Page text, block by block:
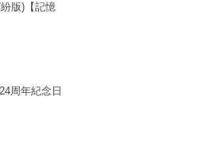
版)【記憶
周年紀念日